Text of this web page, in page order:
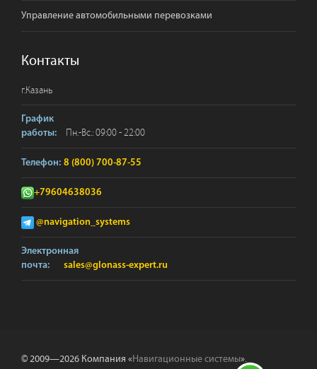
Управление автомобильными перевозками
Контакты
г.Казань
График
работы:
Пн.-Вс.: 09:00 - 22:00
Телефон: 8 (800) 700-87-55
+79604638036
@navigation_systems
Электронная
почта:
sales@glonass-expert.ru
© 2009—2026 Компания «Навигационные системы».